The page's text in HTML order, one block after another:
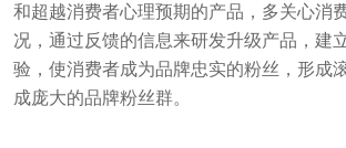
和超越消费者心理预期的产品，多关心消
况，通过反馈的信息来研发升级产品，建
验，使消费者成为品牌忠实的粉丝，形成
成庞大的品牌粉丝群。